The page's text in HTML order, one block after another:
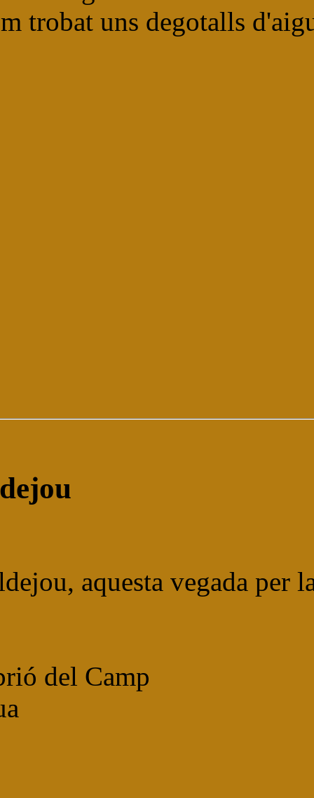
trobat uns degotalls
aquesta vegada per
del Camp